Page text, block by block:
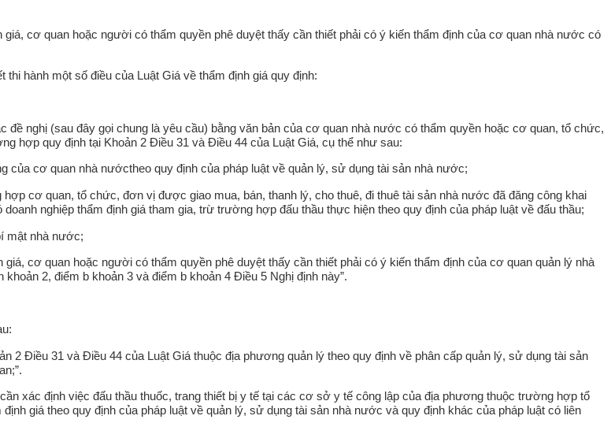
cơ quan hoặc người có thẩm quyền phê duyệt thấy cần thiết phải có ý kiến thẩm định của cơ quan nhà nước có
hành một số điều của Luật Giá về thẩm định giá quy định:
nghị (sau đây gọi chung là yêu cầu) bằng văn bản của cơ quan nhà nước có thẩm quyền hoặc cơ quan, tổ chức,
hợp quy định tại Khoản 2 Điều 31 và Điều 44 của Luật Giá, cụ thể như sau:
của cơ quan nhà nướctheo quy định của pháp luật về quản lý, sử dụng tài sản nhà nước;
cơ quan, tổ chức, đơn vị được giao mua, bán, thanh lý, cho thuê, đi thuê tài sản nhà nước đã đăng công khai
nghiệp thẩm định giá tham gia, trừ trường hợp đấu thầu thực hiện theo quy định của pháp luật về đấu thầu;
mật nhà nước;
cơ quan hoặc người có thẩm quyền phê duyệt thấy cần thiết phải có ý kiến thẩm định của cơ quan quản lý nhà
2, điểm b khoản 3 và điểm b khoản 4 Điều 5 Nghị định này”.
Điều 31 và Điều 44 của Luật Giá thuộc địa phương quản lý theo quy định về phân cấp quản lý, sử dụng tài sản
xác định việc đấu thầu thuốc, trang thiết bị y tế tại các cơ sở y tế công lập của địa phương thuộc trường hợp tổ
giá theo quy định của pháp luật về quản lý, sử dụng tài sản nhà nước và quy định khác của pháp luật có liên